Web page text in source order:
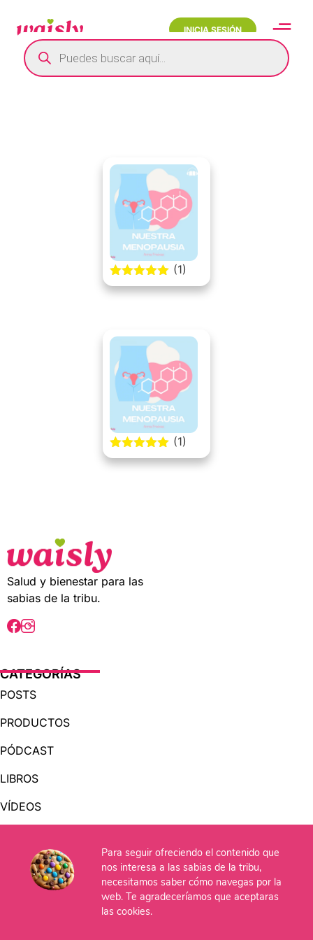
INICIA SESIÓN
5.00 out of
5
(1)
5.00 out of
5
(1)
Salud y bienestar para las
sabias de la tribu.
CATEGORÍAS
POSTS
PRODUCTOS
PÓDCAST
LIBROS
VÍDEOS
OTRAS PÁGINAS
Para seguir ofreciendo el contenido que
nos interesa a las sabias de la tribu,
necesitamos saber cómo navegas por la
web. Te agradeceríamos que aceptaras
las cookies.